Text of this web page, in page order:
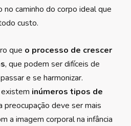
caminho do corpo ideal que
custo.
que o processo de crescer
, que podem ser difíceis de
e se harmonizar.
inúmeros tipos de
preocupação deve ser mais
a imagem corporal na infância